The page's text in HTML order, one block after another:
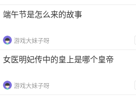
端午节是怎么来的故事
游戏大妹子呀
女医明妃传中的皇上是哪个皇帝
游戏大妹子呀